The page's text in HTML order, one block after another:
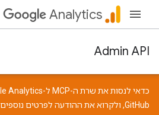
Analytics
Admin API
כדאי לנסות את שרת ה-MCP ל-Google Analytics. אפשר להתקין מ-
GitHub, ולקרוא את ההודעה לפרטים נוספים.